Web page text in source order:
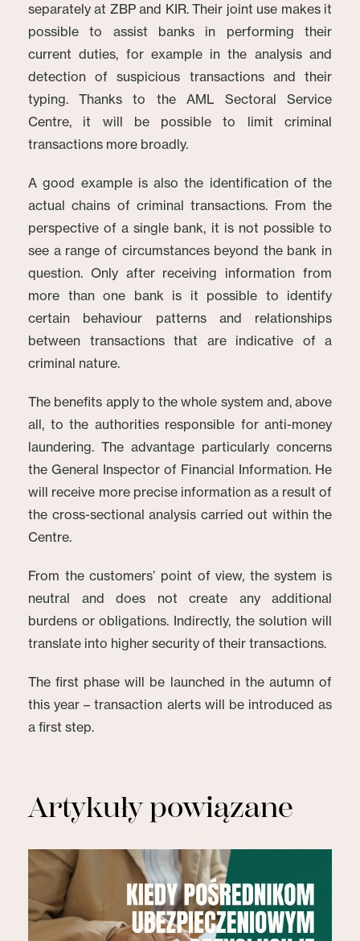
separately at ZBP and KIR. Their joint use makes it
possible to assist banks in performing their
current duties, for example in the analysis and
detection of suspicious transactions and their
typing. Thanks to the AML Sectoral Service
Centre, it will be possible to limit criminal
transactions more broadly.
A good example is also the identification of the
actual chains of criminal transactions. From the
perspective of a single bank, it is not possible to
see a range of circumstances beyond the bank in
question. Only after receiving information from
more than one bank is it possible to identify
certain behaviour patterns and relationships
between transactions that are indicative of a
criminal nature.
The benefits apply to the whole system and, above
all, to the authorities responsible for anti-money
laundering. The advantage particularly concerns
the General Inspector of Financial Information. He
will receive more precise information as a result of
the cross-sectional analysis carried out within the
Centre.
From the customers’ point of view, the system is
neutral and does not create any additional
burdens or obligations. Indirectly, the solution will
translate into higher security of their transactions.
The first phase will be launched in the autumn of
this year – transaction alerts will be introduced as
a first step.
Artykuły powiązane